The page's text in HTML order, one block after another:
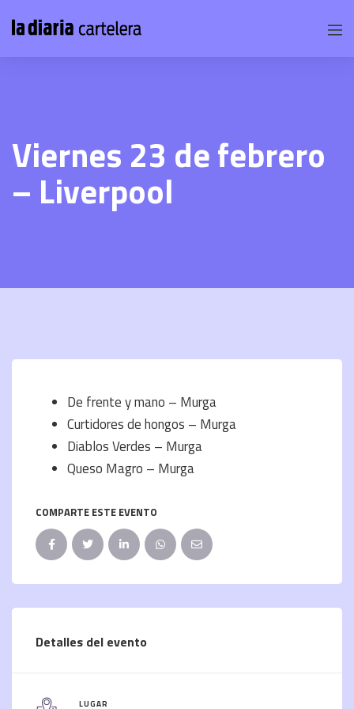
Viernes 23 de febrero
– Liverpool
De frente y mano – Murga
Curtidores de hongos – Murga
Diablos Verdes – Murga
Queso Magro – Murga
COMPARTE ESTE EVENTO
Detalles del evento
LUGAR